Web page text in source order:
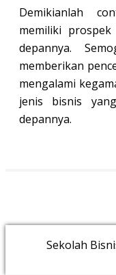
Demikianlah
memiliki
depannya.
memberikan
mengalami
jenis bisnis
depannya.
Sekolah